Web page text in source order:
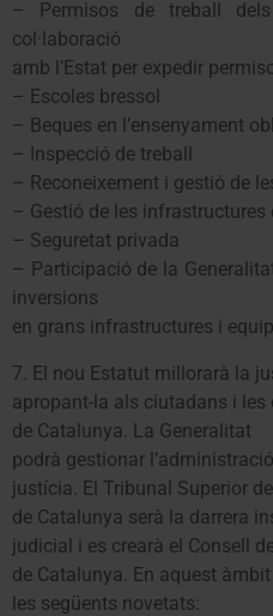
– Permisos de treball
col·laboració
amb l’Estat per expedir
– Escoles bressol
– Beques en l’ensenyament
– Inspecció de treball
– Reconeixement i gestió de
– Gestió de les
– Seguretat privada
– Participació de la
inversions
en grans infrastructures i
7. El nou Estatut millorarà la
apropant-la als ciutadans i les
de Catalunya. La Generalitat
podrà gestionar
justícia. El Tribunal Superior
de Catalunya serà la darrera
judicial i es crearà el Consell
de Catalunya. En aquest
les següents novetats: